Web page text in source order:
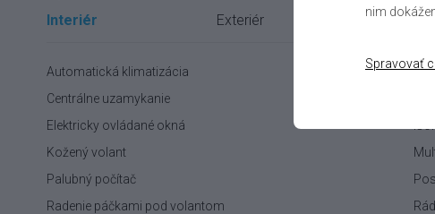
Interiér Exteriér
Automatická klimatizácia
Centrálne uzamykanie
Elektricky ovládané okná
Kožený volant
Palubný počítač
Radenie páčkami pod volantom
nim
Spravovať